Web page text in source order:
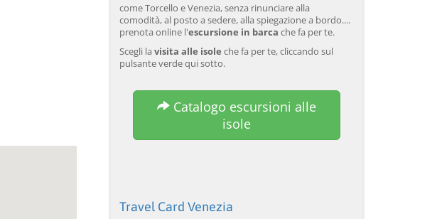
come Torcello e Venezia, senza rinunciare alla
comodità, al posto a sedere, alla spiegazione a bordo....
prenota online l'escursione in barca che fa per te.
Scegli la visita alle isole che fa per te, cliccando sul
pulsante verde qui sotto.
Catalogo escursioni alle
isole
Travel Card Venezia